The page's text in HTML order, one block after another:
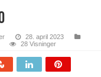
28. april 2023
28 Visninger